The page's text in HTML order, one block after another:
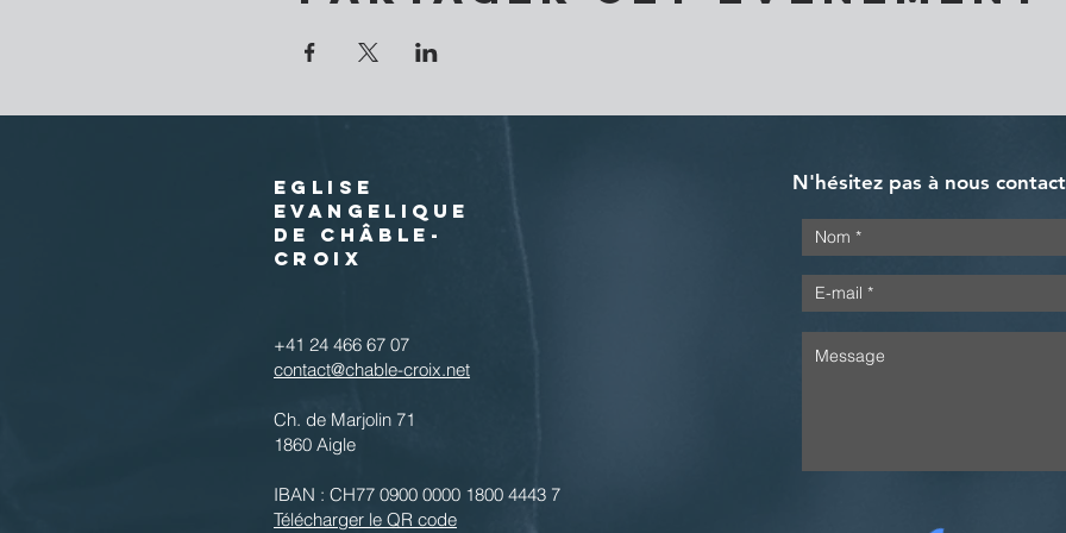
EGLISE
EVANGELIQUE
DE CHÂBLE-
CROIX
+41 24 466 67 07
contact@chable-croix.net
Ch. de Marjolin 71
1860 Aigle
IBAN : CH77 0900 0000 1800 4443 7
Télécharger le QR code
N'hésitez pas à nous